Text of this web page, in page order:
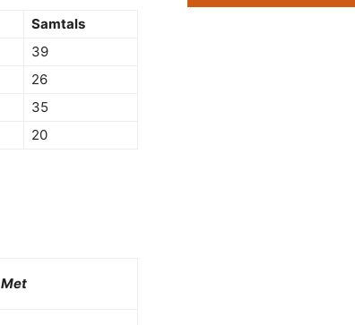
Samtals
39
26
35
20
Met